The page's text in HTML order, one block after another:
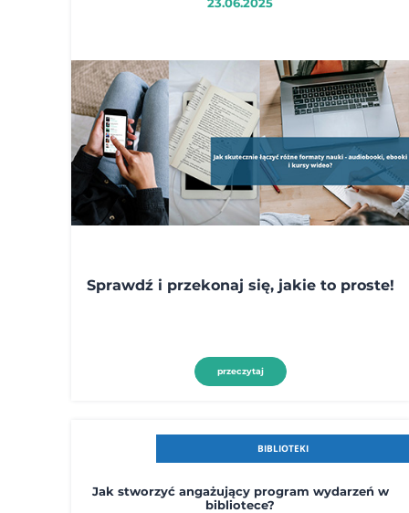
Sprawdź i przekonaj się, jakie to proste!
przeczytaj
BIBLIOTEKI
Jak stworzyć angażujący program wydarzeń w
bibliotece?